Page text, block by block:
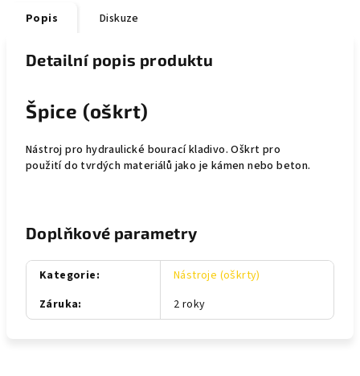
Popis Diskuze
Detailní popis produktu
Špice (oškrt)
Nástroj pro hydraulické bourací kladivo. Oškrt pro
použití do tvrdých materiálů jako je kámen nebo beton.
Doplňkové parametry
Kategorie:
Nástroje (oškrty)
Záruka: 2 roky